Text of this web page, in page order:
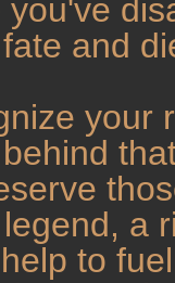
and
your
a
to